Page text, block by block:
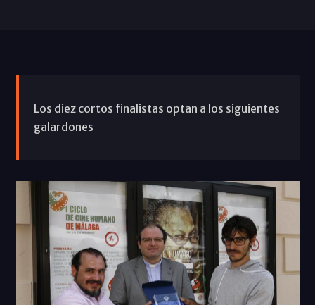
Los diez cortos finalistas optan a los siguientes
galardones